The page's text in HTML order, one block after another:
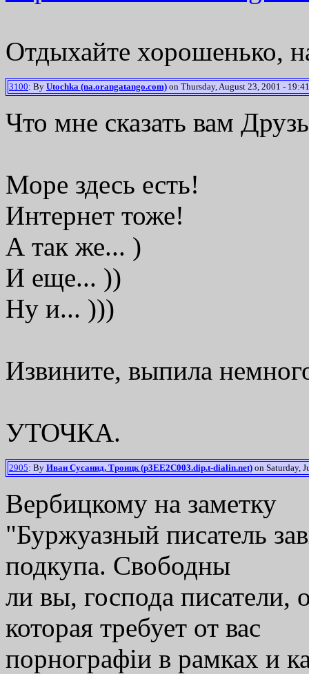
Отдыхайте хорошенько,
3100: By Utochka (na.orangatango.com) on Thursday, August 23, 2001 -
Что мне сказать вам
Море здесь есть!
Интернет тоже!
А так же... )
И еще... ))
Ну и... )))
Извините, выпила
УТОЧКА.
2905: By Иван Сусанид, Троицк (p3EE2C003.dip.t-dialin.net) on Saturday,
Вербицкому на заметку
"Буржуазный писатель
подкупа. Свободны
ли вы, господа писатели,
которая требует от вас
порнографiи в рамках и